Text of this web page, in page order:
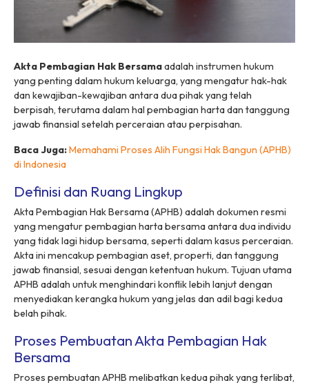
Akta Pembagian Hak Bersamaadalah instrumen hukum
yang penting dalam hukum keluarga, yang mengatur hak-hak
dan kewajiban-kewajiban antara dua pihak yang telah
berpisah, terutama dalam hal pembagian harta dan tanggung
jawab finansial setelah perceraian atau perpisahan.
Baca Juga:Memahami Proses Alih Fungsi Hak Bangun (APHB)
di Indonesia
Definisi dan Ruang Lingkup
Akta Pembagian Hak Bersama (APHB) adalah dokumen resmi
yang mengatur pembagian harta bersama antara dua individu
yang tidak lagi hidup bersama, seperti dalam kasus perceraian.
Akta ini mencakup pembagian aset, properti, dan tanggung
jawab finansial, sesuai dengan ketentuan hukum. Tujuan utama
APHB adalah untuk menghindari konflik lebih lanjut dengan
menyediakan kerangka hukum yang jelas dan adil bagi kedua
belah pihak.
Proses Pembuatan Akta Pembagian Hak
Bersama
Proses pembuatan APHB melibatkan kedua pihak yang terlibat,